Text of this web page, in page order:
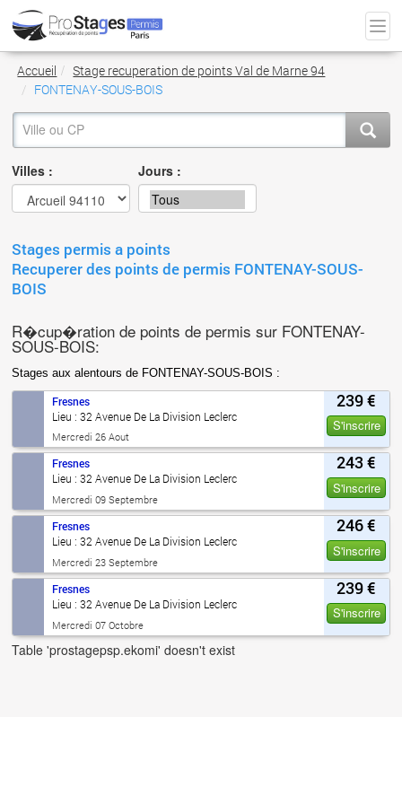
Accueil
Stage recuperation de points Val de Marne 94
FONTENAY-SOUS-BOIS
Villes : Jours :
Stages permis a points
Recuperer des points de permis FONTENAY-SOUS-
BOIS
R�cup�ration de points de permis sur FONTENAY-
SOUS-BOIS:
Stages aux alentours de FONTENAY-SOUS-BOIS :
239 €
S'inscrire
Fresnes
Lieu : 32 Avenue De La Division Leclerc
Mercredi 26 Aout
243 €
S'inscrire
Fresnes
Lieu : 32 Avenue De La Division Leclerc
Mercredi 09 Septembre
246 €
S'inscrire
Fresnes
Lieu : 32 Avenue De La Division Leclerc
Mercredi 23 Septembre
239 €
S'inscrire
Fresnes
Lieu : 32 Avenue De La Division Leclerc
Mercredi 07 Octobre
Table 'prostagepsp.ekomi' doesn't exist